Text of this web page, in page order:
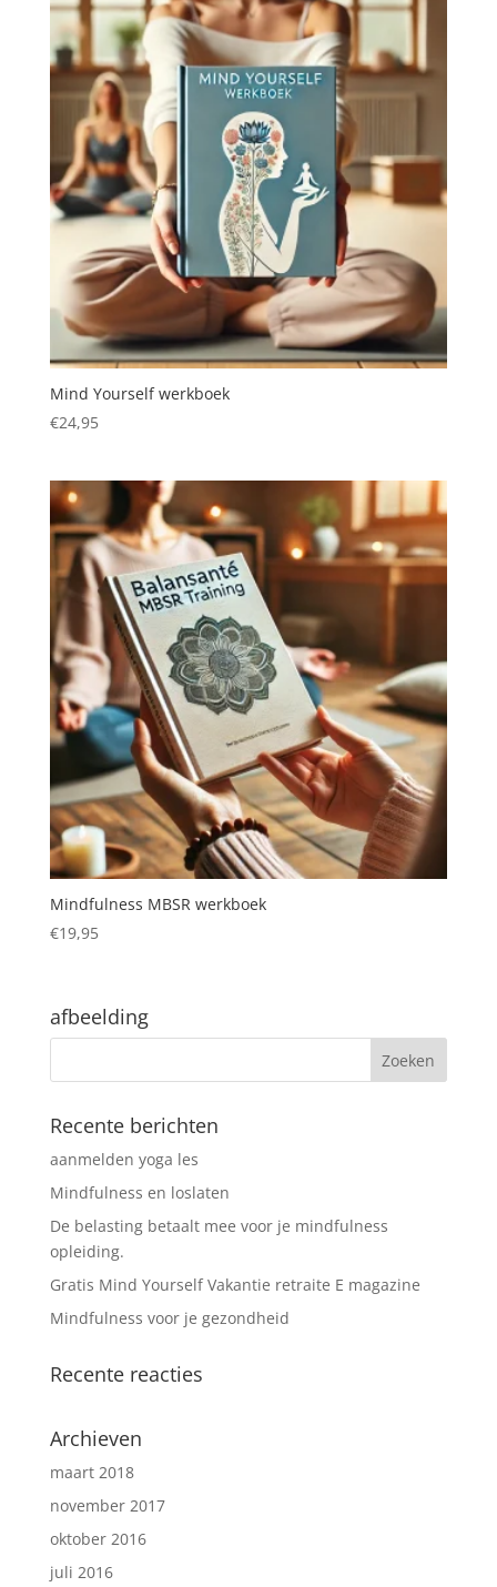
Mind Yourself werkboek
€24,95
Mindfulness MBSR werkboek
€19,95
afbeelding
Recente berichten
aanmelden yoga les
Mindfulness en loslaten
De belasting betaalt mee voor je mindfulness
opleiding.
Gratis Mind Yourself Vakantie retraite E magazine
Mindfulness voor je gezondheid
Recente reacties
Archieven
maart 2018
november 2017
oktober 2016
juli 2016